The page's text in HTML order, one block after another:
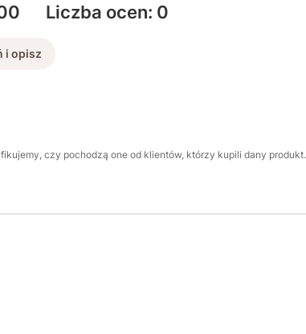
Liczba ocen: 0
i opisz
czy pochodzą one od klientów, którzy kupili dany produkt.